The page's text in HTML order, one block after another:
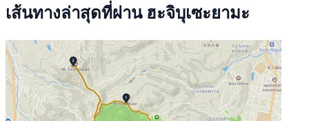
เส้นทางล่าสุดที่ผ่าน ฮะจิบุเซะยามะ